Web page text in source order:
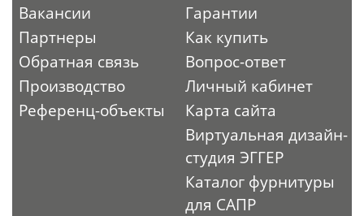
Вакансии
Партнеры
Обратная связь
Производство
Референц-объекты
Гарантии
Как купить
Вопрос-ответ
Личный кабинет
Карта сайта
Виртуальная дизайн-
студия ЭГГЕР
Каталог фурнитуры
для САПР